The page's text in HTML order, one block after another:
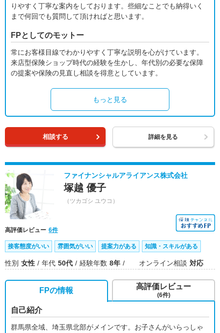
りやすく丁寧な案内をしております。些細なことでも納得いく
まで何回でも質問して頂ければと思います。
FPとしてのモットー
常にお客様目線でわかりやすく丁寧な説明を心がけています。
来店型保険ショップ時代の経験を生かし、年代別の必要な保障
の提案や保険の見直し相談を得意としています。
もっと見る
相談する 詳細を見る
ファイナンシャルアライアンス株式会社
塚越 優子
（ツカゴシ ユウコ）
高評価レビュー 6件
接客態度がいい 雰囲気がいい 提案力がある 知識・スキルがある
性別 女性 年代 50代 経験年数 8年 オンライン相談 対応
FPの情報
自己紹介
群馬県全域、埼玉県北部がメインです。お子さんがいらっしゃ
高評価レビュー
(6件)